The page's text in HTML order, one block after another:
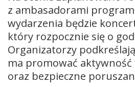
z ambasadorami
wydarzenia będzie
który rozpocznie się o
Organizatorzy
ma promować aktywność
oraz bezpieczne